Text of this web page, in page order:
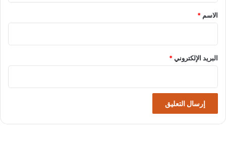
*
الاسم *
البريد الإلكتروني*